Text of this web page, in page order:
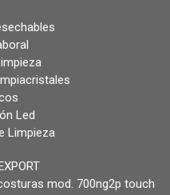
Led
Limpieza
mod. 700ng2p touch